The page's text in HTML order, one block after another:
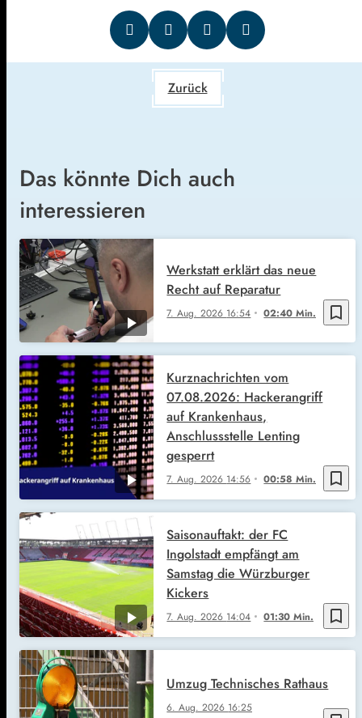
Zurück
Das könnte Dich auch
interessieren
bookmark_border
7. Aug. 2026 16:54 02:40 Min.
Werkstatt erklärt das neue
Recht auf Reparatur
bookmark_border
7. Aug. 2026 14:56 00:58 Min.
Kurznachrichten vom
07.08.2026: Hackerangriff
auf Krankenhaus,
Anschlussstelle Lenting
gesperrt
bookmark_border
7. Aug. 2026 14:04 01:30 Min.
Saisonauftakt: der FC
Ingolstadt empfängt am
Samstag die Würzburger
Kickers
6. Aug. 2026 16:25
Umzug Technisches Rathaus